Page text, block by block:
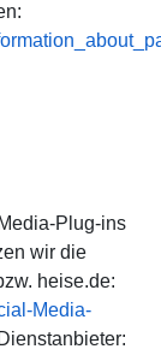
Plug-ins
wir die
heise.de:
Media-